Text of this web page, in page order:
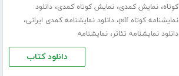
کوتاه،نمایش کمدی،نمایش کوتاه کمدی،دانلود
نمایشنامه کوتاه pdf
،دانلود نمایشنامه کمدی ایرانی،
دانلود نمایشنامه تئاتر،نمایشنامه
دانلود کتاب